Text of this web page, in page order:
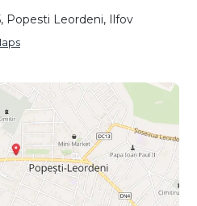
Popesti Leordeni, Ilfov